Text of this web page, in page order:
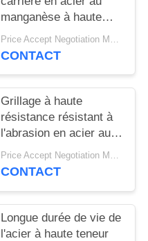
manganèse à haute
résistance pour la
séparation du sable et
Price Accept Negotiation MOQ:10 pièces
CONTACT
Grillage à haute
résistance résistant à
l'abrasion en acier au
manganèse pour les
applications de criblage
Price Accept Negotiation MOQ:10 pièces
CONTACT
Longue durée de vie de
l'acier à haute teneur